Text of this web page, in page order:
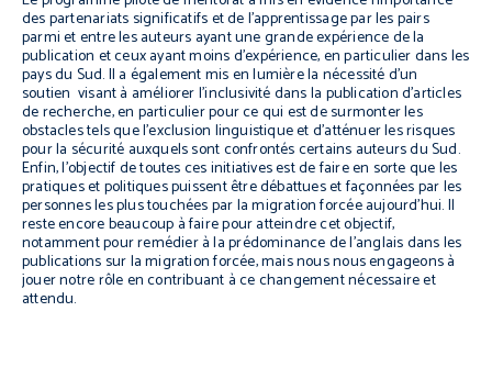
des partenariats significatifs et de l’apprentissage par les pairs
parmi et entre les auteurs ayant une grande expérience de la
publication et ceux ayant moins d’expérience, en particulier dans les
pays du Sud. Il a également mis en lumière la nécessité d’un
soutien visant à améliorer l’inclusivité dans la publication d’articles
de recherche, en particulier pour ce qui est de surmonter les
obstacles tels que l’exclusion linguistique et d’atténuer les risques
pour la sécurité auxquels sont confrontés certains auteurs du Sud.
Enfin, l’objectif de toutes ces initiatives est de faire en sorte que les
pratiques et politiques puissent être débattues et façonnées par les
personnes les plus touchées par la migration forcée aujourd’hui. Il
reste encore beaucoup à faire pour atteindre cet objectif,
notamment pour remédier à la prédominance de l’anglais dans les
publications sur la migration forcée, mais nous nous engageons à
jouer notre rôle en contribuant à ce changement nécessaire et
attendu.